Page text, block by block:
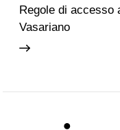
Regole di accesso
Vasariano